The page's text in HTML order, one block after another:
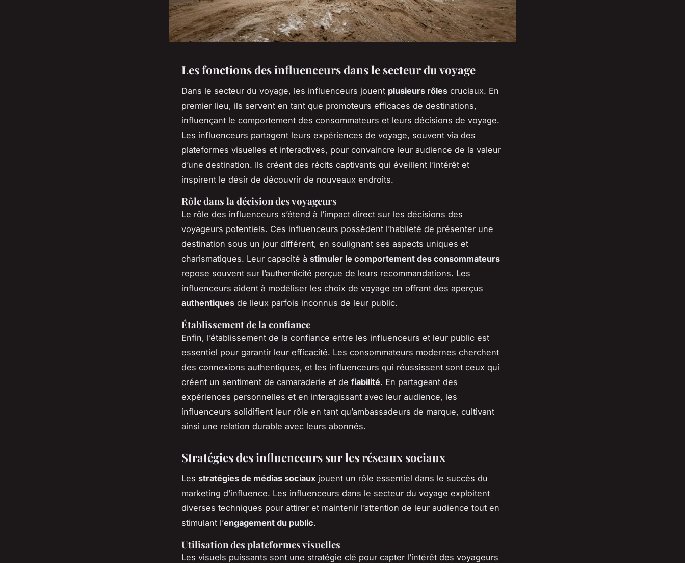
Les fonctions des influenceurs dans le secteur du voyage
Dans le secteur du voyage, les influenceurs jouent plusieurs rôles cruciaux. En
premier lieu, ils servent en tant que promoteurs efficaces de destinations,
influençant le comportement des consommateurs et leurs décisions de voyage.
Les influenceurs partagent leurs expériences de voyage, souvent via des
plateformes visuelles et interactives, pour convaincre leur audience de la valeur
d’une destination. Ils créent des récits captivants qui éveillent l’intérêt et
inspirent le désir de découvrir de nouveaux endroits.
Rôle dans la décision des voyageurs
Le rôle des influenceurs s’étend à l’impact direct sur les décisions des
voyageurs potentiels. Ces influenceurs possèdent l’habileté de présenter une
destination sous un jour différent, en soulignant ses aspects uniques et
charismatiques. Leur capacité à stimuler le comportement des consommateurs
repose souvent sur l’authenticité perçue de leurs recommandations. Les
influenceurs aident à modéliser les choix de voyage en offrant des aperçus
authentiques de lieux parfois inconnus de leur public.
Établissement de la confiance
Enfin, l’établissement de la confiance entre les influenceurs et leur public est
essentiel pour garantir leur efficacité. Les consommateurs modernes cherchent
des connexions authentiques, et les influenceurs qui réussissent sont ceux qui
créent un sentiment de camaraderie et de fiabilité. En partageant des
expériences personnelles et en interagissant avec leur audience, les
influenceurs solidifient leur rôle en tant qu’ambassadeurs de marque, cultivant
ainsi une relation durable avec leurs abonnés.
Stratégies des influenceurs sur les réseaux sociaux
Les stratégies de médias sociaux jouent un rôle essentiel dans le succès du
marketing d’influence. Les influenceurs dans le secteur du voyage exploitent
diverses techniques pour attirer et maintenir l’attention de leur audience tout en
stimulant l’engagement du public.
Utilisation des plateformes visuelles
Les visuels puissants sont une stratégie clé pour capter l’intérêt des voyageurs